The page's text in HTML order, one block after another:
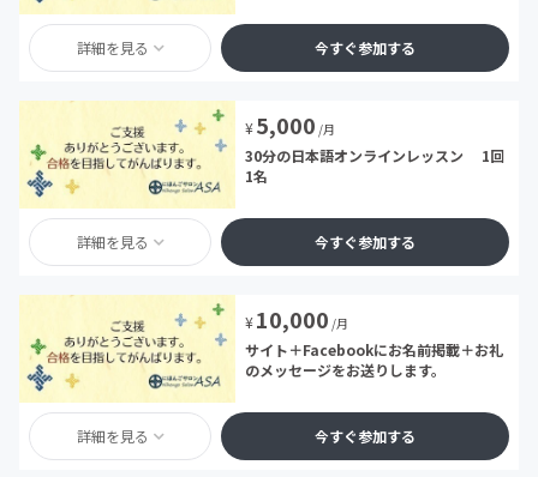
詳細を見る 今すぐ参加する
¥5,000 /月
30分の日本語オンラインレッスン 1回
1名
詳細を見る 今すぐ参加する
¥10,000 /月
サイト＋Facebookにお名前掲載＋お礼
のメッセージをお送りします。
詳細を見る 今すぐ参加する